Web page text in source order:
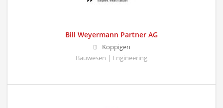
Bill Weyermann Partner AG
Koppigen
Bauwesen | Engineering